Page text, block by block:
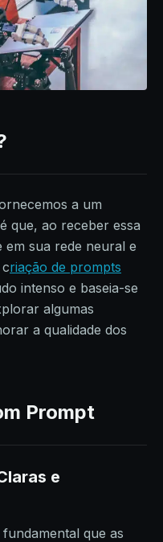
a um
que, ao receber essa
sua rede neural e
riação de prompts
intenso e baseia-se
algumas
a qualidade dos
Prompt
e
que as